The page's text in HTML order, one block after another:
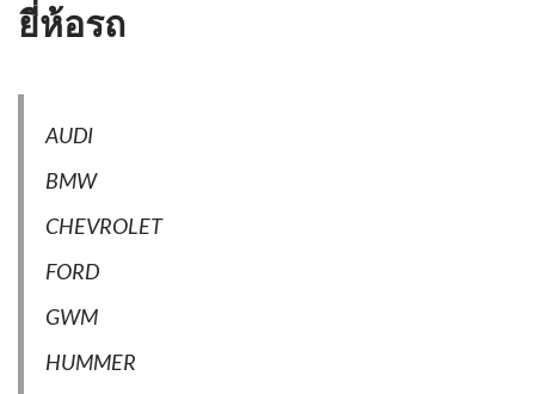
ยี่ห้อรถ
AUDI
BMW
CHEVROLET
FORD
GWM
HUMMER